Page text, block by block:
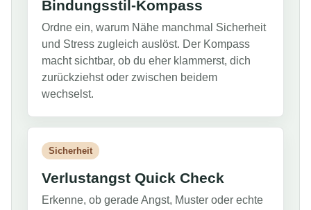
Bindungsstil-Kompass
Ordne ein, warum Nähe manchmal Sicherheit
und Stress zugleich auslöst. Der Kompass
macht sichtbar, ob du eher klammerst, dich
zurückziehst oder zwischen beidem
wechselst.
Sicherheit
Verlustangst Quick Check
Erkenne, ob gerade Angst, Muster oder echte